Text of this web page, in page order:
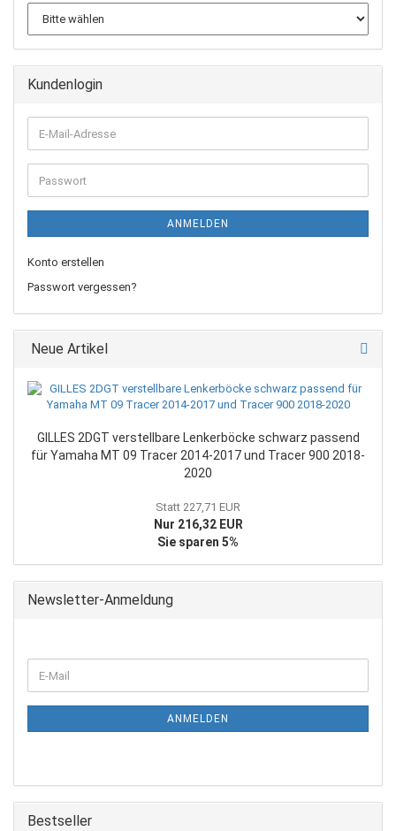
Kundenlogin
E-
Mail-
Adresse
Passwort
ANMELDEN
Konto erstellen
Passwort vergessen?
Neue Artikel
GILLES 2DGT verstellbare Lenkerböcke schwarz passend
für Yamaha MT 09 Tracer 2014-2017 und Tracer 900 2018-
2020
Statt 227,71 EUR
Nur 216,32 EUR
Sie sparen 5%
Newsletter-Anmeldung
ZUR
E-
Mail
ANMELDEN
Bestseller